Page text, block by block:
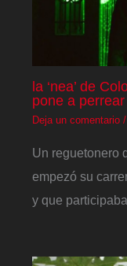
la ‘nea’ de
pone a
Deja un comentario /
Un reguetonero
empezó su
y que